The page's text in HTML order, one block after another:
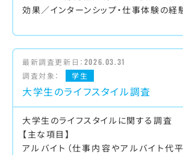
効果／インターンシップ・仕事体験の経
最新調査更新日： 2026.03.31
調査対象：
学生
大学生のライフスタイル調査
大学生のライフスタイルに関する調査
【主な項目】
アルバイト（仕事内容やアルバイト代